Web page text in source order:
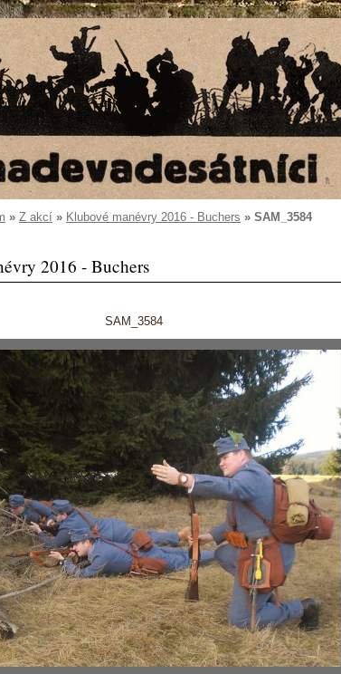
» Z akcí » Klubové manévry 2016 - Buchers » SAM_3584
2016 - Buchers
SAM_3584